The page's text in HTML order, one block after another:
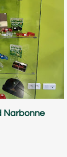
Narbonne